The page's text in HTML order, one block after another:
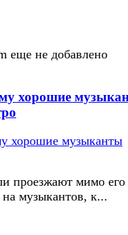
еще не добавлено
хорошие
проезжают мимо его
музыкантов, к...